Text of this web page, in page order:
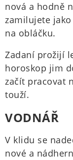
nová a hodně
zamilujete
na obláčku.
Zadaní prožijí
horoskop jim
začít pracovat
touží.
VODNÁŘ
V klidu se
nové a